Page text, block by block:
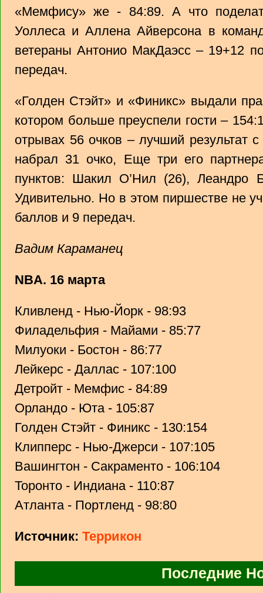
«Мемфису» же - 84:89. А что
Уоллеса и Аллена Айверсона в
ветераны Антонио МакДаэсс – 19+12
передач.
«Голден Стэйт» и «Финикс» выдали
котором больше преуспели гости –
отрывах 56 очков – лучший результат
набрал 31 очко, Еще три его
пунктов: Шакил О’Нил (26), Леандро
Удивительно. Но в этом пиршестве не
баллов и 9 передач.
Вадим Караманец
NBA. 16 марта
Кливленд - Нью-Йорк - 98:93
Филадельфия - Майами - 85:77
Милуоки - Бостон - 86:77
Лейкерс - Даллас - 107:100
Детройт - Мемфис - 84:89
Орландо - Юта - 105:87
Голден Стэйт - Финикс - 130:154
Клипперс - Нью-Джерси - 107:105
Вашингтон - Сакраменто - 106:104
Торонто - Индиана - 110:87
Атланта - Портленд - 98:80
Источник: Террикон
Последние